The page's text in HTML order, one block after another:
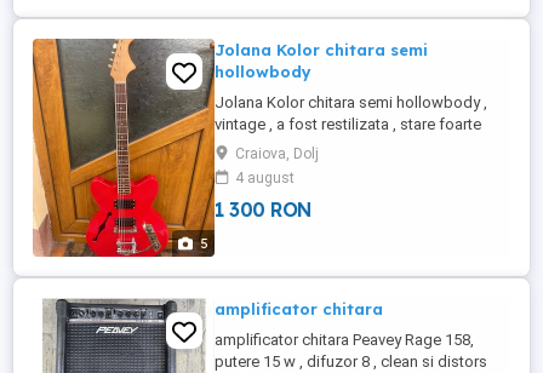
5
Jolana Kolor chitara semi
hollowbody
Jolana Kolor chitara semi hollowbody ,
vintage , a fost restilizata , stare foarte
buna estetica si de functionare. Pret 1300
lei.
Craiova, Dolj
4 august
1 300 RON
amplificator chitara
amplificator chitara Peavey Rage 158,
putere 15 w , difuzor 8 , clean si distors